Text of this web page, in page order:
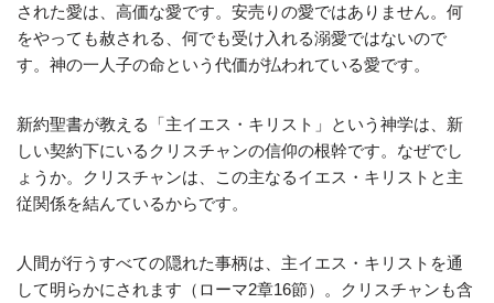
された愛は、高価な愛です。安売りの愛ではありません。何
をやっても赦される、何でも受け入れる溺愛ではないので
す。神の一人子の命という代価が払われている愛です。
新約聖書が教える「主イエス・キリスト」という神学は、新
しい契約下にいるクリスチャンの信仰の根幹です。なぜでし
ょうか。クリスチャンは、この主なるイエス・キリストと主
従関係を結んているからです。
人間が行うすべての隠れた事柄は、主イエス・キリストを通
して明らかにされます（ローマ2章16節）。クリスチャンも含